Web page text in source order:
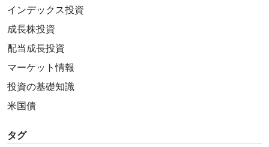
インデックス投資
成長株投資
配当成長投資
マーケット情報
投資の基礎知識
米国債
タグ